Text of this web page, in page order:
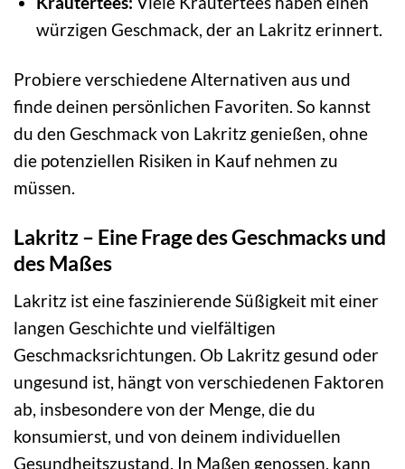
würzigen Geschmack, der an Lakritz erinnert.
Probiere verschiedene Alternativen aus und
finde deinen persönlichen Favoriten. So kannst
du den Geschmack von Lakritz genießen, ohne
die potenziellen Risiken in Kauf nehmen zu
müssen.
Lakritz – Eine Frage des Geschmacks und
des Maßes
Lakritz ist eine faszinierende Süßigkeit mit einer
langen Geschichte und vielfältigen
Geschmacksrichtungen. Ob Lakritz gesund oder
ungesund ist, hängt von verschiedenen Faktoren
ab, insbesondere von der Menge, die du
konsumierst, und von deinem individuellen
Gesundheitszustand. In Maßen genossen, kann